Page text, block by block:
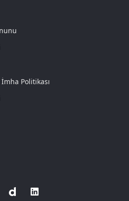
Politikası